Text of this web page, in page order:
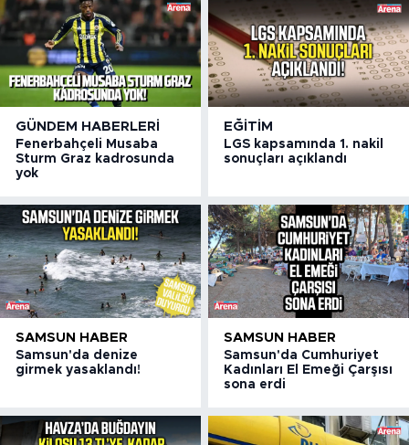
GÜNDEM HABERLERI
Fenerbahçeli Musaba
Sturm Graz kadrosunda
yok
EĞITIM
LGS kapsamında 1. nakil
sonuçları açıklandı
SAMSUN HABER
Samsun'da denize
girmek yasaklandı!
SAMSUN HABER
Samsun'da Cumhuriyet
Kadınları El Emeği Çarşısı
sona erdi